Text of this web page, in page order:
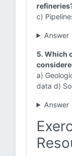
c)
Answer
5. Which
a)
data d)
Answer